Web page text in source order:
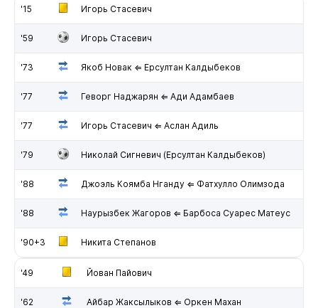
'15 Игорь Стасевич
'59 Игорь Стасевич
'73 Якоб Новак ⇐ Ерсултан Калдыбеков
'77 Геворг Наджарян ⇐ Ади Адамбаев
'77 Игорь Стасевич ⇐ Аслан Адиль
'79 Николай Сигневич (Ерсултан Калдыбеков)
'88 Джоэль Коямба Нганду ⇐ Фатхулло Олимзода
'88 Наурызбек Жагоров ⇐ Барбоса Суарес Матеус
'90+3 Никита Степанов
'49 Йован Пайович
'62 Айбар Жаксылыков ⇐ Оркен Махан